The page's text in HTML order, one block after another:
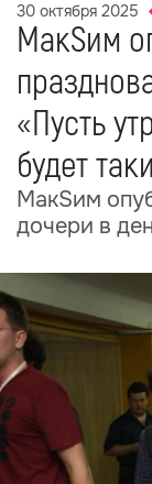
30 октября 2025
МакSим
«Пусть
будет
МакSим
дочери в